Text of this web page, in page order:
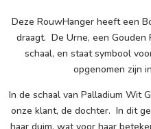
Deze RouwHanger heeft een
draagt. De Urne, een
schaal, en staat symbool
opgenomen zijn
In de schaal van Palladium Wit
onze klant, de dochter. In dit